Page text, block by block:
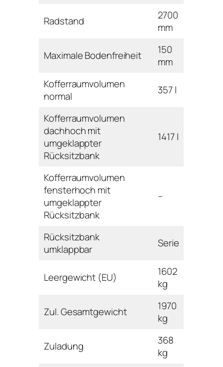
Radstand
2700
mm
Maximale Bodenfreiheit
150
mm
Kofferraumvolumen
normal
357 l
Kofferraumvolumen
dachhoch mit
umgeklappter
Rücksitzbank
1417 l
Kofferraumvolumen
fensterhoch mit
umgeklappter
Rücksitzbank
–
Rücksitzbank
umklappbar
Serie
Leergewicht (EU)
1602
kg
Zul. Gesamtgewicht
1970
kg
Zuladung
368
kg